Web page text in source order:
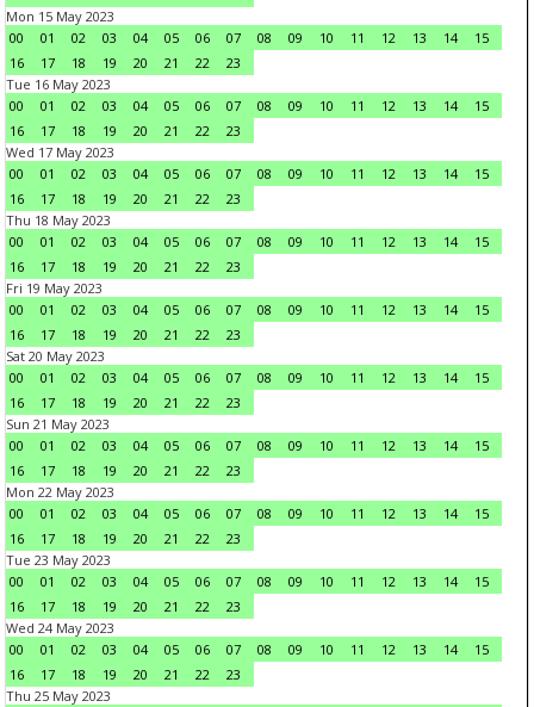
Mon 15 May 2023
00
01 02 03 04 05 06 07 08 09 10 11 12 13 14
15
16
17 18 19 20 21 22
23
Tue 16 May 2023
00
01 02 03 04 05 06 07 08 09 10 11 12 13 14
15
16
17 18 19 20 21 22
23
Wed 17 May 2023
00
01 02 03 04 05 06 07 08 09 10 11 12 13 14
15
16
17 18 19 20 21 22
23
Thu 18 May 2023
00
01 02 03 04 05 06 07 08 09 10 11 12 13 14
15
16
17 18 19 20 21 22
23
Fri 19 May 2023
00
01 02 03 04 05 06 07 08 09 10 11 12 13 14
15
16
17 18 19 20 21 22
23
Sat 20 May 2023
00
01 02 03 04 05 06 07 08 09 10 11 12 13 14
15
16
17 18 19 20 21 22
23
Sun 21 May 2023
00
01 02 03 04 05 06 07 08 09 10 11 12 13 14
15
16
17 18 19 20 21 22
23
Mon 22 May 2023
00
01 02 03 04 05 06 07 08 09 10 11 12 13 14
15
16
17 18 19 20 21 22
23
Tue 23 May 2023
00
01 02 03 04 05 06 07 08 09 10 11 12 13 14
15
16
17 18 19 20 21 22
23
Wed 24 May 2023
00
01 02 03 04 05 06 07 08 09 10 11 12 13 14
15
16
17 18 19 20 21 22
23
Thu 25 May 2023